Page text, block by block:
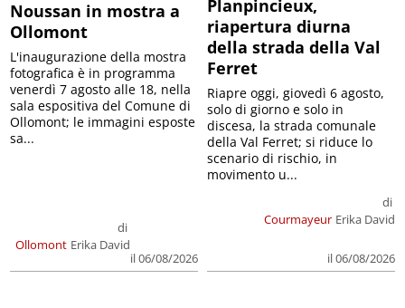
Noussan in mostra a
Ollomont
Ollomont
di
Erika David
il 06/08/2026
L'inaugurazione della mostra
fotografica è in programma
venerdì 7 agosto alle 18, nella
sala espositiva del Comune di
Ollomont; le immagini esposte
sa...
Planpincieux,
riapertura diurna
della strada della Val
Ferret
Courmayeur
di
Erika David
il 06/08/2026
Riapre oggi, giovedì 6 agosto,
solo di giorno e solo in
discesa, la strada comunale
della Val Ferret; si riduce lo
scenario di rischio, in
movimento u...